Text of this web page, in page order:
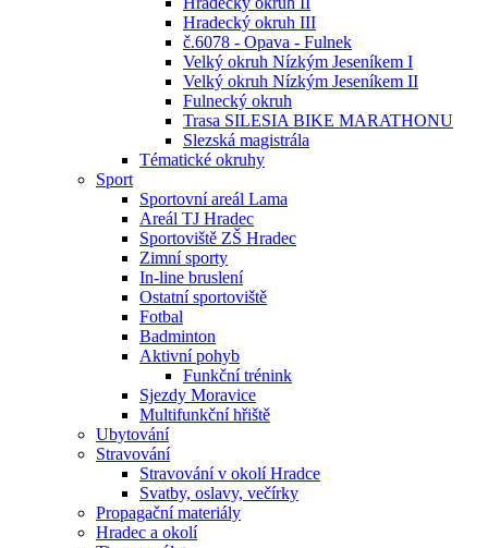
Hradecký okruh III
č.6078 - Opava - Fulnek
Velký okruh Nízkým Jeseníkem I
Velký okruh Nízkým Jeseníkem II
Fulnecký okruh
Trasa SILESIA BIKE MARATHONU
Slezská magistrála
Tématické okruhy
Sport
Sportovní areál Lama
Areál TJ Hradec
Sportoviště ZŠ Hradec
Zimní sporty
In-line bruslení
Ostatní sportoviště
Fotbal
Badminton
Aktivní pohyb
Funkční trénink
Sjezdy Moravice
Multifunkční hřiště
Ubytování
Stravování
Stravování v okolí Hradce
Svatby, oslavy, večírky
Propagační materiály
Hradec a okolí